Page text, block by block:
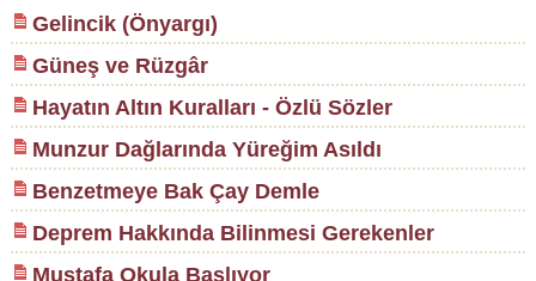
Gelincik (Önyargı)
Güneş ve Rüzgâr
Hayatın Altın Kuralları - Özlü Sözler
Munzur Dağlarında Yüreğim Asıldı
Benzetmeye Bak Çay Demle
Deprem Hakkında Bilinmesi Gerekenler
Mustafa Okula Başlıyor